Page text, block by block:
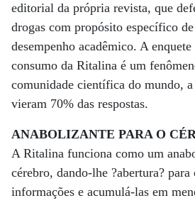
editorial da própria revista, que
drogas com propósito específico
desempenho acadêmico. A
consumo da Ritalina é um
comunidade científica do mundo,
vieram 70% das respostas.
ANABOLIZANTE PARA O
A Ritalina funciona como um
cérebro, dando-lhe ?abertura? para
informações e acumulá-las em